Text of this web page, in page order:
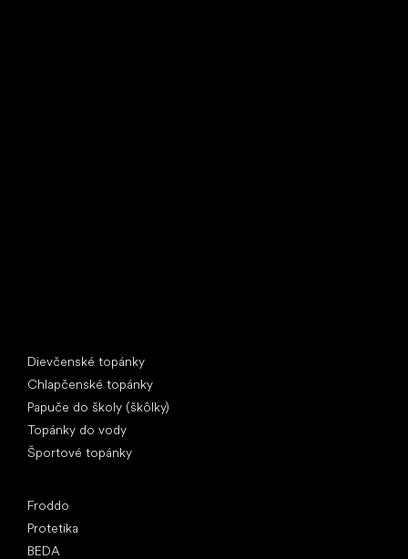
Dievčenské topánky
Chlapčenské topánky
Papuče do školy (škôlky)
Topánky do vody
Športové topánky
Froddo
Protetika
BEDA